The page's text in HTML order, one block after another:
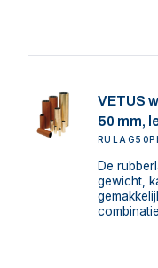
VETUS
50 mm,
De
gewicht,